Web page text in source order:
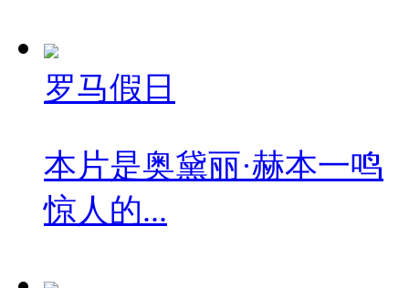
罗马假日
本片是奥黛丽·赫本一鸣
惊人的...